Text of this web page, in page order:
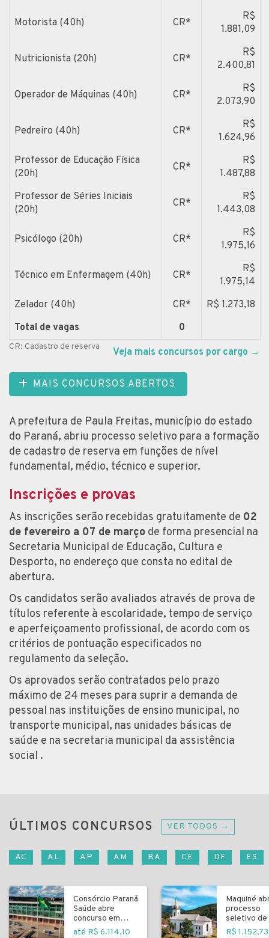
Motorista (40h) CR*
R$
1.881,09
Nutricionista (20h) CR*
R$
2.400,81
Operador de Máquinas (40h) CR*
R$
2.073,90
Pedreiro (40h) CR*
R$
1.624,96
Professor de Educação Física
(20h)
CR*
R$
1.487,88
Professor de Séries Iniciais
(20h)
CR*
R$
1.443,08
Psicólogo (20h) CR*
R$
1.975,16
Técnico em Enfermagem (40h) CR*
R$
1.975,14
Zelador (40h)
CR*
R$ 1.273,18
Total de vagas
0
CR: Cadastro de reserva Veja mais concursos por cargo →
MAIS CONCURSOS ABERTOS
A prefeitura de Paula Freitas, município do estado
do Paraná, abriu processo seletivo para a formação
de cadastro de reserva em funções de nível
fundamental, médio, técnico e superior.
Inscrições e provas
As inscrições serão recebidas gratuitamente de 02
de fevereiro a 07 de março de forma presencial na
Secretaria Municipal de Educação, Cultura e
Desporto, no endereço que consta no edital de
abertura.
Os candidatos serão avaliados através de prova de
títulos referente à escolaridade, tempo de serviço
e aperfeiçoamento profissional, de acordo com os
critérios de pontuação especificados no
regulamento da seleção.
Os aprovados serão contratados pelo prazo
máximo de 24 meses para suprir a demanda de
pessoal nas instituições de ensino municipal, no
transporte municipal, nas unidades básicas de
saúde e na secretaria municipal da assistência
social .
ÚLTIMOS CONCURSOS VER TODOS →
AC AL AP AM BA CE DF ES
Consórcio Paraná
Saúde abre
concurso em
Curitiba
até R$ 6.114,10
Maquiné
processo
seletivo de
R$ 1.152,73